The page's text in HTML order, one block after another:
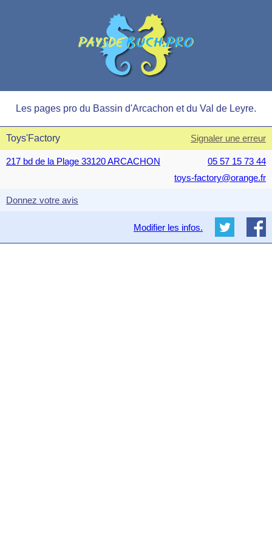
Les pages pro du Bassin d'Arcachon et du Val de Leyre.
Toys'Factory Signaler une erreur
217 bd de la Plage 33120 ARCACHON
05 57 15 73 44
toys-factory@orange.fr
Donnez votre avis
Modifier les infos.